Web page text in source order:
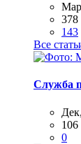
378
143
Все
Служба
106
0